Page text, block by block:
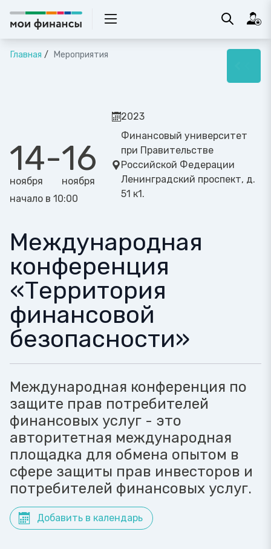
Главная Мероприятия
14
ноября
-16
ноября
начало в 10:00
2023
Финансовый университет
при Правительстве
Российской Федерации
Ленинградский проспект, д.
51 к1.
Международная
конференция
«Территория
финансовой
безопасности»
Международная конференция по
защите прав потребителей
финансовых услуг - это
авторитетная международная
площадка для обмена опытом в
сфере защиты прав инвесторов и
потребителей финансовых услуг.
Добавить в календарь